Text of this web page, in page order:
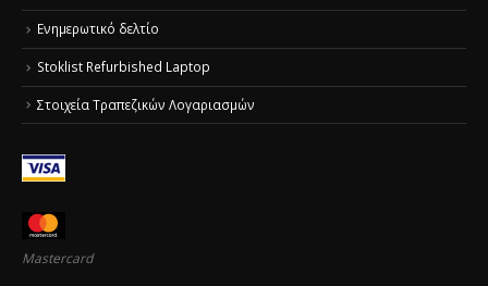
Ενημερωτικό δελτίο
Stoklist Refurbished Laptop
Στοιχεία Τραπεζικών Λογαριασμών
Mastercard